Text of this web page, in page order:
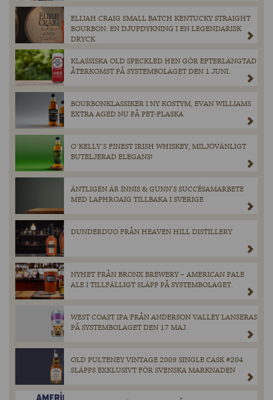
ELIJAH CRAIG SMALL BATCH KENTUCKY STRAIGHT
BOURBON: EN DJUPDYKNING I EN LEGENDARISK
DRYCK
KLASSISKA OLD SPECKLED HEN GÖR EFTERLÄNGTAD
ÅTERKOMST PÅ SYSTEMBOLAGET DEN 1 JUNI.
BOURBONKLASSIKER I NY KOSTYM, EVAN WILLIAMS
EXTRA AGED NU PÅ PET-FLASKA
O´KELLY´S FINEST IRISH WHISKEY, MILJÖVÄNLIGT
BUTELJERAD ELEGANS!
ÄNTLIGEN ÄR INNIS & GUNN’S SUCCÉSAMARBETE
MED LAPHROAIG TILLBAKA I SVERIGE
DUNDERDUO FRÅN HEAVEN HILL DISTILLERY
NYHET FRÅN BRONX BREWERY – AMERICAN PALE
ALE I TILLFÄLLIGT SLÄPP PÅ SYSTEMBOLAGET.
WEST COAST IPA FRÅN ANDERSON VALLEY LANSERAS
PÅ SYSTEMBOLAGET DEN 17 MAJ.
OLD PULTENEY VINTAGE 2009 SINGLE CASK #204
SLÄPPS EXKLUSIVT FÖR SVENSKA MARKNADEN